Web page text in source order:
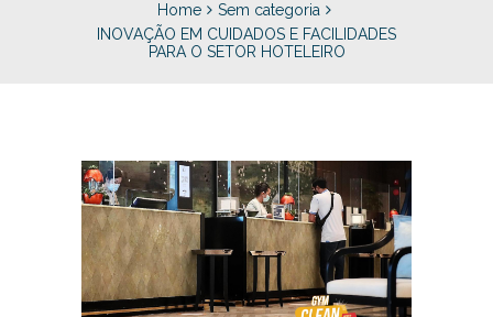
Home
Sem categoria
INOVAÇÃO EM CUIDADOS E FACILIDADES
PARA O SETOR HOTELEIRO